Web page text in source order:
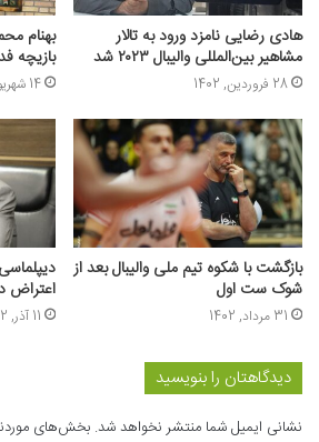
هادی رضایی نامزد ورود به تالار
مشاهیر بین‌المللی والیبال ۲۰۲۳ شد
28 فروردین, 1402
بهنام
بازیچه
14 شهریور, 1402
بازگشت با شکوه تیم ملی والیبال بعد از
شوک ست اول
31 مرداد, 1402
اعتراض
11 آذر, 1402
دیدگاهتان را بنویسید
نشانی ایمیل شما منتشر نخواهد شد. بخش‌های